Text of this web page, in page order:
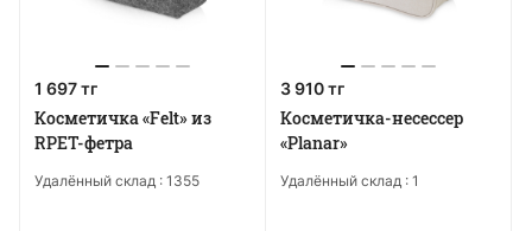
1 697 тг
Косметичка «Felt» из
RPET-фетра
Удалённый склад : 1355
3 910 тг
Косметичка-несессер
«Planar»
Удалённый склад : 1